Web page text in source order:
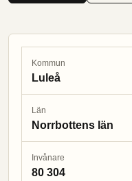
Kommun
Luleå
Län
Norrbottens län
Invånare
80 304